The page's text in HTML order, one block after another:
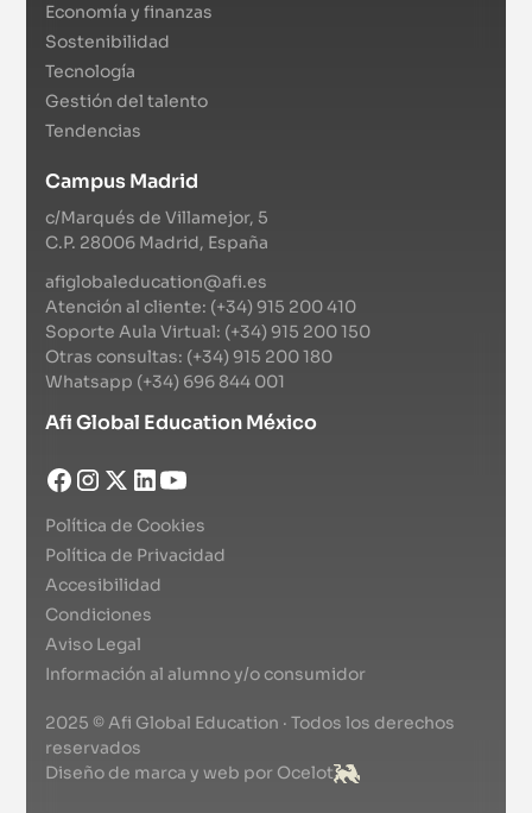
Economía y finanzas
Sostenibilidad
Tecnología
Gestión del talento
Tendencias
Campus Madrid
c/Marqués de Villamejor, 5
C.P. 28006 Madrid, España
afiglobaleducation@afi.es
Atención al cliente: (+34) 915 200 410
Soporte Aula Virtual: (+34) 915 200 150
Otras consultas: (+34) 915 200 180
Whatsapp (+34) 696 844 001
Afi Global Education México
Política de Cookies
Política de Privacidad
Accesibilidad
Condiciones
Aviso Legal
Información al alumno y/o consumidor
2025 © Afi Global Education · Todos los derechos
reservados
Diseño de marca y web por Ocelot